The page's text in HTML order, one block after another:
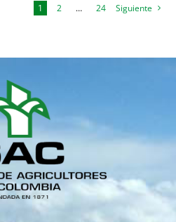
1 2 … 24 Siguiente